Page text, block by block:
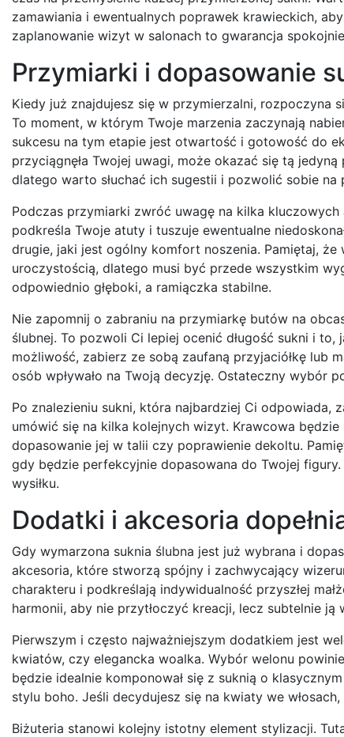
zamawiania i ewentualnych poprawek krawieckich,
zaplanowanie wizyt w salonach to gwarancja
Przymiarki i dopasowanie
Kiedy już znajdujesz się w przymierzalni, rozpoczyna
To moment, w którym Twoje marzenia zaczynają
sukcesu na tym etapie jest otwartość i gotowość do
przyciągnęła Twojej uwagi, może okazać się tą
dlatego warto słuchać ich sugestii i pozwolić sobie
Podczas przymiarki zwróć uwagę na kilka
podkreśla Twoje atuty i tuszuje ewentualne
drugie, jaki jest ogólny komfort noszenia. Pamiętaj,
uroczystością, dlatego musi być przede wszystkim
odpowiednio głęboki, a ramiączka stabilne.
Nie zapomnij o zabraniu na przymiarkę butów na
ślubnej. To pozwoli Ci lepiej ocenić długość sukni i
możliwość, zabierz ze sobą zaufaną przyjaciółkę lub
osób wpływało na Twoją decyzję. Ostateczny wybór
Po znalezieniu sukni, która najbardziej Ci
umówić się na kilka kolejnych wizyt. Krawcowa
dopasowanie jej w talii czy poprawienie dekoltu.
gdy będzie perfekcyjnie dopasowana do Twojej
wysiłku.
Dodatki i akcesoria
Gdy wymarzona suknia ślubna jest już wybrana i
akcesoria, które stworzą spójny i zachwycający
charakteru i podkreślają indywidualność przyszłej
harmonii, aby nie przytłoczyć kreacji, lecz subtelnie ją
Pierwszym i często najważniejszym dodatkiem jest
kwiatów, czy elegancka woalka. Wybór welonu
będzie idealnie komponował się z suknią o
stylu boho. Jeśli decydujesz się na kwiaty we
Biżuteria stanowi kolejny istotny element stylizacji.